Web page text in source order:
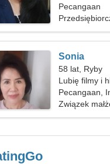
Pecangaan
Sonia
58 lat, Ryby
Lubię filmy i
Pecangaan,
Związek